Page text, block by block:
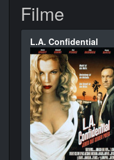
Filme
L.A. Confidential